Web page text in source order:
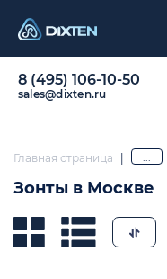
8 (495) 106-10-50
sales@dixten.ru
Главная страница | ...
Зонты в Москве